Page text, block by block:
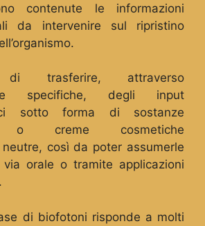
contenute le informazioni
da intervenire sul ripristino
trasferire, attraverso
specifiche, degli input
sotto forma di sostanze
o creme cosmetiche
così da poter assumerle
orale o tramite applicazioni
di biofotoni risponde a molti